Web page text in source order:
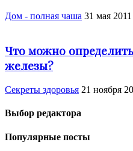
Дом - полная чаша 31 мая 2011
Что можно
железы?
Cекреты здоровья 21 ноября
Выбор редактора
Популярные посты